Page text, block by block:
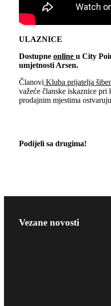
ULAZNICE
Dostupne online u City
umjetnosti Arsen.
Članovi Kluba prijatelja
važeće članske iskaznice
prodajnim mjestima
Podijeli sa drugima!
Vezane novosti